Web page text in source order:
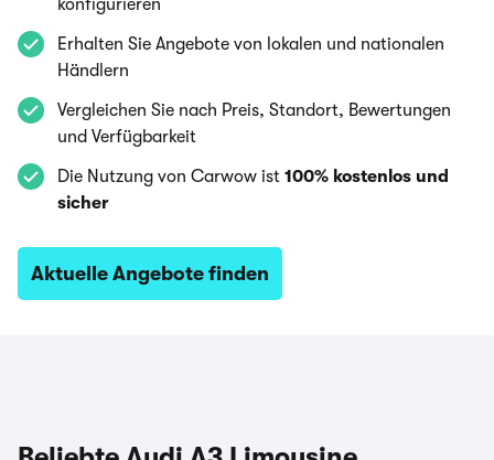
konfigurieren
Erhalten Sie Angebote von lokalen und nationalen
Händlern
Vergleichen Sie nach Preis, Standort, Bewertungen
und Verfügbarkeit
Die Nutzung von Carwow ist 100% kostenlos und
sicher
Aktuelle Angebote finden